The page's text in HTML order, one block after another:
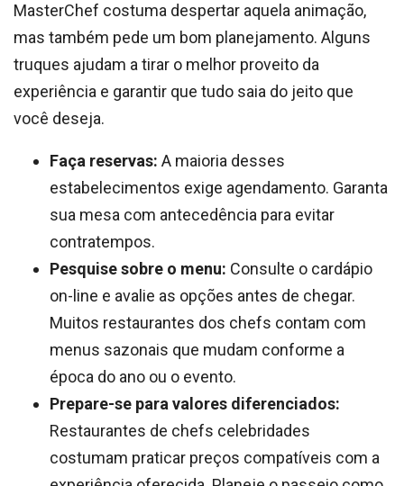
MasterChef costuma despertar aquela animação,
mas também pede um bom planejamento. Alguns
truques ajudam a tirar o melhor proveito da
experiência e garantir que tudo saia do jeito que
você deseja.
Faça reservas: A maioria desses
estabelecimentos exige agendamento. Garanta
sua mesa com antecedência para evitar
contratempos.
Pesquise sobre o menu: Consulte o cardápio
on-line e avalie as opções antes de chegar.
Muitos restaurantes dos chefs contam com
menus sazonais que mudam conforme a
época do ano ou o evento.
Prepare-se para valores diferenciados:
Restaurantes de chefs celebridades
costumam praticar preços compatíveis com a